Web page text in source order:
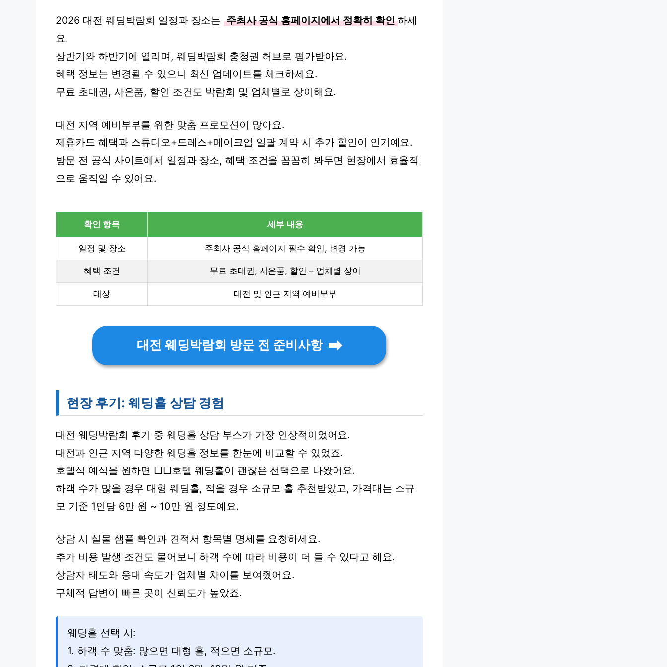
2026 대전 웨딩박람회 일정과 장소는 주최사 공식 홈페이지에서 정확히 확인 하세
요.
상반기와 하반기에 열리며, 웨딩박람회 충청권 허브로 평가받아요.
혜택 정보는 변경될 수 있으니 최신 업데이트를 체크하세요.
무료 초대권, 사은품, 할인 조건도 박람회 및 업체별로 상이해요.
대전 지역 예비부부를 위한 맞춤 프로모션이 많아요.
제휴카드 혜택과 스튜디오+드레스+메이크업 일괄 계약 시 추가 할인이 인기예요.
방문 전 공식 사이트에서 일정과 장소, 혜택 조건을 꼼꼼히 봐두면 현장에서 효율적
으로 움직일 수 있어요.
확인 항목 세부 내용
일정 및 장소 주최사 공식 홈페이지 필수 확인, 변경 가능
혜택 조건 무료 초대권, 사은품, 할인 – 업체별 상이
대상 대전 및 인근 지역 예비부부
대전 웨딩박람회 방문 전 준비사항
현장 후기: 웨딩홀 상담 경험
대전 웨딩박람회 후기 중 웨딩홀 상담 부스가 가장 인상적이었어요.
대전과 인근 지역 다양한 웨딩홀 정보를 한눈에 비교할 수 있었죠.
호텔식 예식을 원하면 □□호텔 웨딩홀이 괜찮은 선택으로 나왔어요.
하객 수가 많을 경우 대형 웨딩홀, 적을 경우 소규모 홀 추천받았고, 가격대는 소규
모 기준 1인당 6만 원 ~ 10만 원 정도예요.
상담 시 실물 샘플 확인과 견적서 항목별 명세를 요청하세요.
추가 비용 발생 조건도 물어보니 하객 수에 따라 비용이 더 들 수 있다고 해요.
상담자 태도와 응대 속도가 업체별 차이를 보여줬어요.
구체적 답변이 빠른 곳이 신뢰도가 높았죠.
웨딩홀 선택 시:
1. 하객 수 맞춤: 많으면 대형 홀, 적으면 소규모.